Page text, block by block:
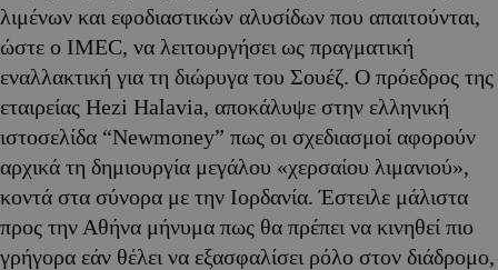
λιμένων και εφοδιαστικών αλυσίδων που απαιτούνται,
ώστε ο IMEC, να λειτουργήσει ως πραγματική
εναλλακτική για τη διώρυγα του Σουέζ. Ο πρόεδρος της
εταιρείας Hezi Halavia, αποκάλυψε στην ελληνική
ιστοσελίδα “Newmoney” πως οι σχεδιασμοί αφορούν
αρχικά τη δημιουργία μεγάλου «χερσαίου λιμανιού»,
κοντά στα σύνορα με την Ιορδανία. Έστειλε μάλιστα
προς την Αθήνα μήνυμα πως θα πρέπει να κινηθεί πιο
γρήγορα εάν θέλει να εξασφαλίσει ρόλο στον διάδρομο,